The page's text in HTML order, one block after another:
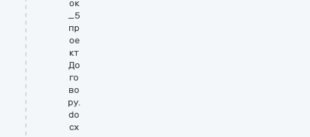
ок
_5
пр
ое
кт
До
го
во
ру.
do
cx